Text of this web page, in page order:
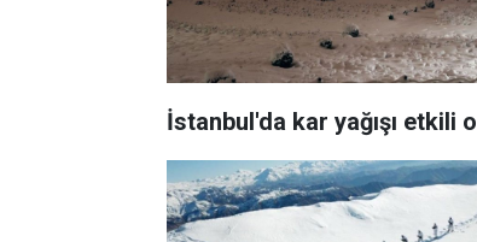
İstanbul'da kar yağışı etkili